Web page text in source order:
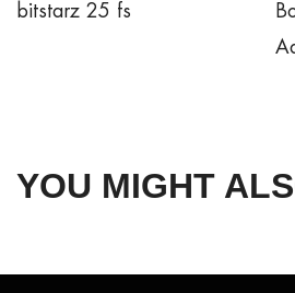
bitstarz 25 fs
YOU MIGHT